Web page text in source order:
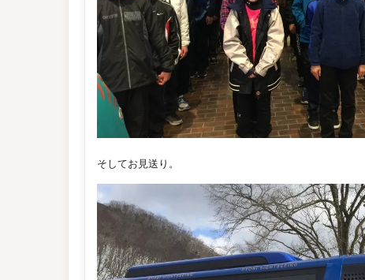
そしてお見送り。